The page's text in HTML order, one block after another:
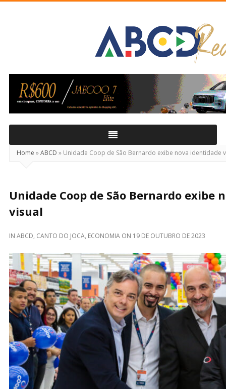
Real
Home »ABCD » Unidade Coop de São Bernardo exibe nova identidade
Unidade Coop de São Bernardo exibe
visual
IN ABCD, CANTO DO JOCA, ECONOMIA ON 19 DE OUTUBRO DE 2023